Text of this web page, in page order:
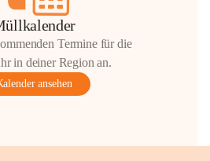
Termine für die
in deiner Region an.
ansehen